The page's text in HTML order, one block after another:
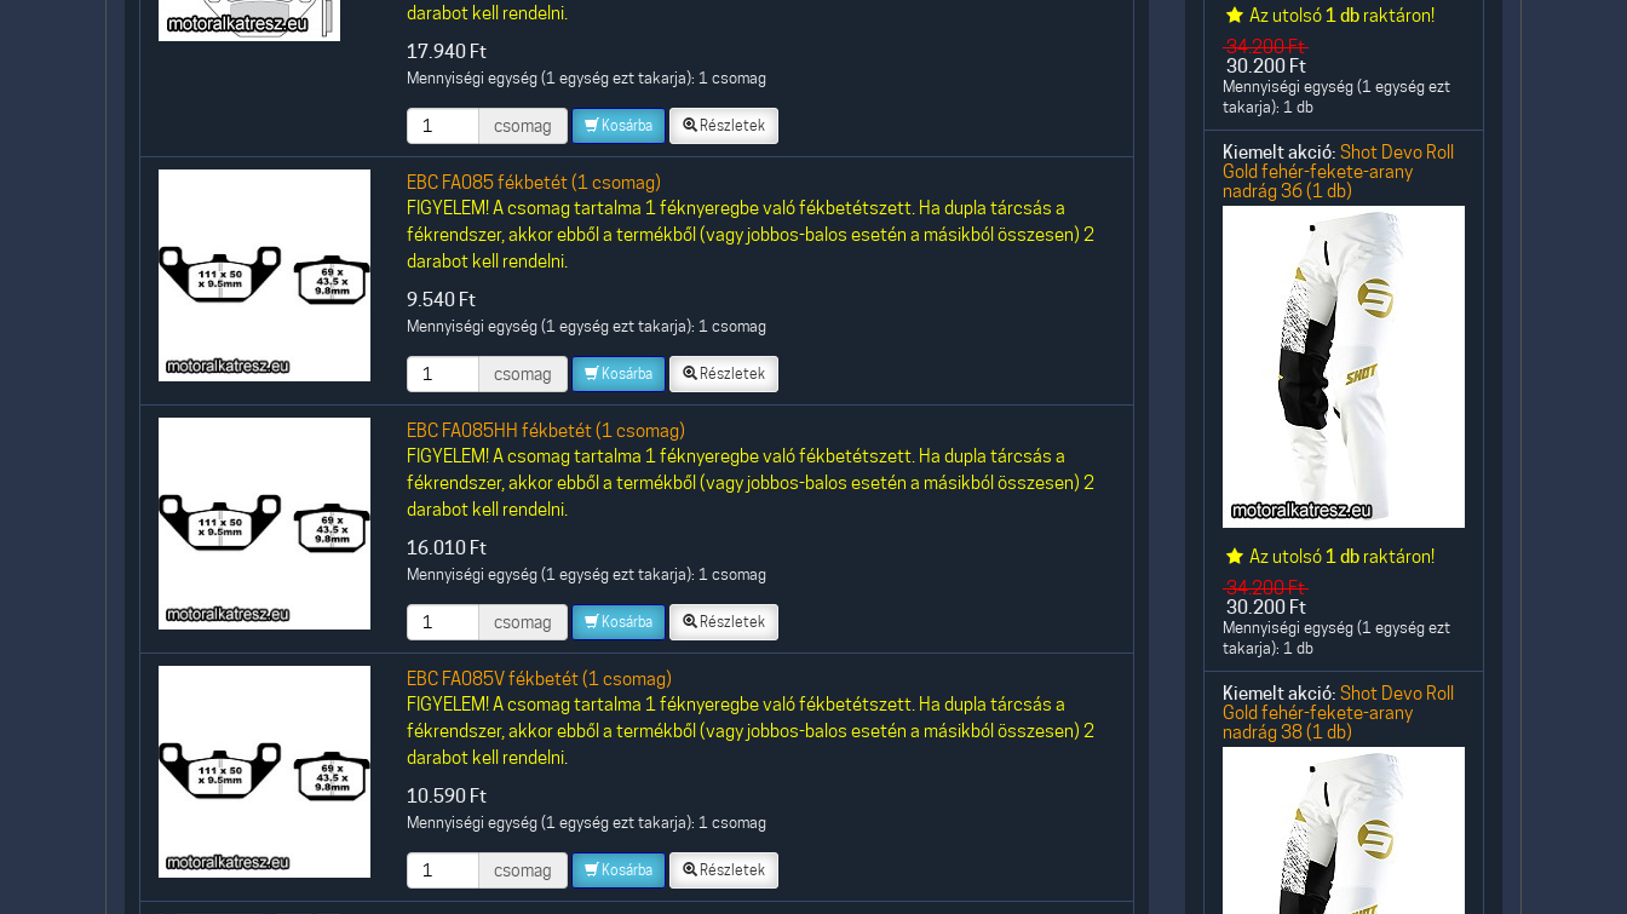
darabot kell rendelni.
17.940 Ft
Mennyiségi egység (1 egység ezt takarja): 1 csomag
csomag Kosárba Részletek
EBC FA085 fékbetét (1 csomag)
FIGYELEM! A csomag tartalma 1 féknyeregbe való fékbetétszett. Ha dupla tárcsás a
fékrendszer, akkor ebből a termékből (vagy jobbos-balos esetén a másikból összesen) 2
darabot kell rendelni.
9.540 Ft
Mennyiségi egység (1 egység ezt takarja): 1 csomag
csomag Kosárba Részletek
EBC FA085HH fékbetét (1 csomag)
FIGYELEM! A csomag tartalma 1 féknyeregbe való fékbetétszett. Ha dupla tárcsás a
fékrendszer, akkor ebből a termékből (vagy jobbos-balos esetén a másikból összesen) 2
darabot kell rendelni.
16.010 Ft
Mennyiségi egység (1 egység ezt takarja): 1 csomag
csomag Kosárba Részletek
EBC FA085V fékbetét (1 csomag)
FIGYELEM! A csomag tartalma 1 féknyeregbe való fékbetétszett. Ha dupla tárcsás a
fékrendszer, akkor ebből a termékből (vagy jobbos-balos esetén a másikból összesen) 2
darabot kell rendelni.
10.590 Ft
Mennyiségi egység (1 egység ezt takarja): 1 csomag
csomag Kosárba Részletek
Az utolsó 1 db raktáron!
34.200Ft
30.200 Ft
Mennyiségi egység (1 egység ezt
takarja): 1 db
Kiemelt akció: Shot Devo Roll
Gold fehér-fekete-arany
nadrág 36 (1 db)
Az utolsó 1 db raktáron!
34.200Ft
30.200 Ft
Mennyiségi egység (1 egység ezt
takarja): 1 db
Kiemelt akció: Shot Devo Roll
Gold fehér-fekete-arany
nadrág 38 (1 db)